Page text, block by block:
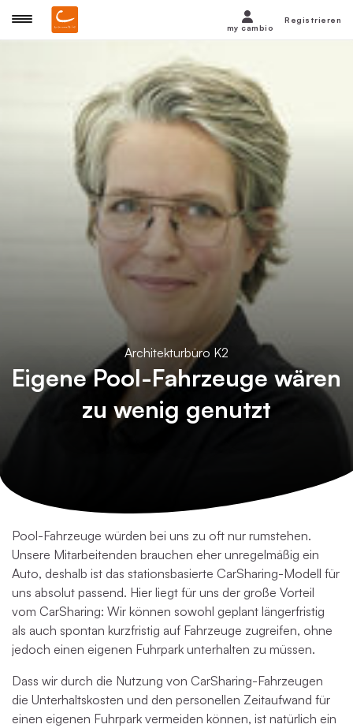
Architekturbüro K2
Eigene Pool-Fahrzeuge wären
zu wenig genutzt
Pool-Fahrzeuge würden bei uns zu oft nur rumstehen.
Unsere Mitarbeitenden brauchen eher unregelmäßig ein
Auto, deshalb ist das stationsbasierte CarSharing-Modell für
uns absolut passend. Hier liegt für uns der große Vorteil
vom CarSharing: Wir können sowohl geplant längerfristig
als auch spontan kurzfristig auf Fahrzeuge zugreifen, ohne
jedoch einen eigenen Fuhrpark unterhalten zu müssen.
Dass wir durch die Nutzung von CarSharing-Fahrzeugen
die Unterhaltskosten und den personellen Zeitaufwand für
einen eigenen Fuhrpark vermeiden können, ist natürlich ein
my cambio
Registrieren